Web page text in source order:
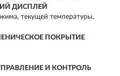
ДИСПЛЕЙ
текущей температуры,
ПОКРЫТИЕ
И КОНТРОЛЬ